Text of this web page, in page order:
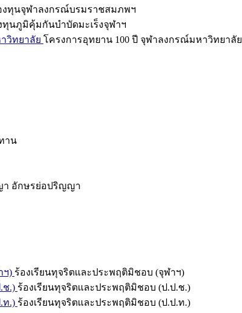
งทุนจุฬาลงกรณ์บรมราชสมภพฯ
ทุนภูมิคุ้มกันบำบัดมะเร็งจุฬาฯ
วิทยาลัย โครงการอุทยาน 100 ปี จุฬาลงกรณ์มหาวิทยาลัย
าน
อักษรย่อปริญญา
ฯ) ร้องเรียนทุจริตและประพฤติมิชอบ (จุฬาฯ)
ช.) ร้องเรียนทุจริตและประพฤติมิชอบ (ป.ป.ช.)
ท.) ร้องเรียนทุจริตและประพฤติมิชอบ (ป.ป.ท.)